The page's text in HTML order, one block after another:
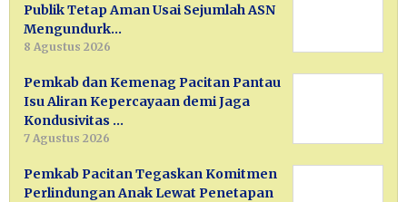
Publik Tetap Aman Usai Sejumlah ASN
Mengundurk…
8 Agustus 2026
Pemkab dan Kemenag Pacitan Pantau
Isu Aliran Kepercayaan demi Jaga
Kondusivitas …
7 Agustus 2026
Pemkab Pacitan Tegaskan Komitmen
Perlindungan Anak Lewat Penetapan